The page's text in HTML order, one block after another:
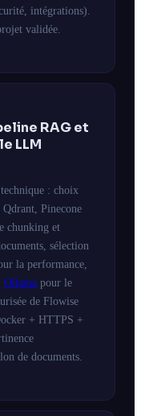
intégrations).
validée.
RAG et
LLM
: choix
Pinecone
chunking et
sélection
la performance,
Ollama pour le
de Flowise
+ HTTPS +
de documents.